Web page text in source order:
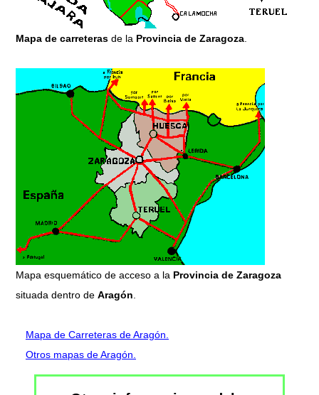
Mapa de carreteras de la Provincia de Zaragoza
Mapa esquemático de acceso a la Provincia de Zaragoza
situada dentro de Aragón
Mapa de Carreteras de Aragón.
Otros mapas de Aragón.